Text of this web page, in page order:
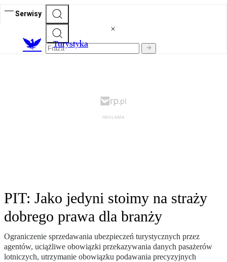
Serwisy
Turystyka
PIT: Jako jedyni stoimy na straży
dobrego prawa dla branży
Ograniczenie sprzedawania ubezpieczeń turystycznych przez
agentów, uciążliwe obowiązki przekazywania danych pasażerów
lotniczych, utrzymanie obowiązku podawania precyzyjnych